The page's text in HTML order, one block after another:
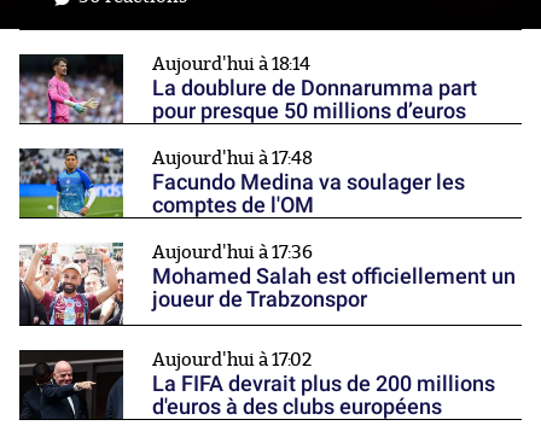
Aujourd'hui à 18:14
La doublure de Donnarumma part
pour presque 50 millions d’euros
Aujourd'hui à 17:48
Facundo Medina va soulager les
comptes de l'OM
Aujourd'hui à 17:36
Mohamed Salah est officiellement un
joueur de Trabzonspor
Aujourd'hui à 17:02
La FIFA devrait plus de 200 millions
d'euros à des clubs européens